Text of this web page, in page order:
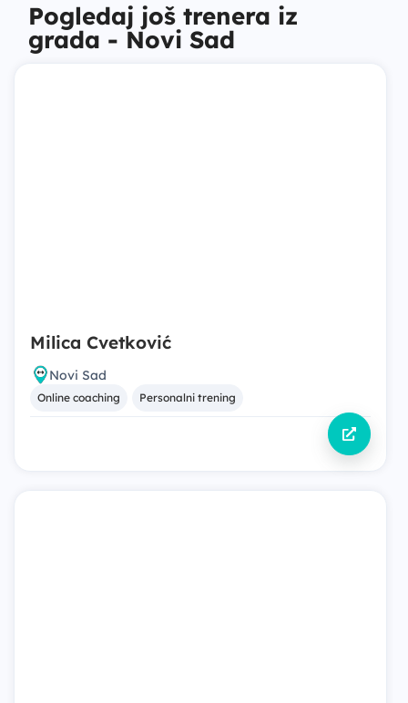
Pogledaj još trenera iz
grada - Novi Sad
Milica Cvetković
Novi Sad
Online coaching Personalni trening